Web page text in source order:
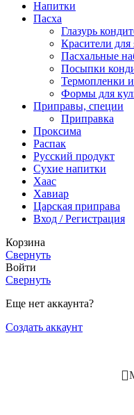
Напитки
Пасха
Глазурь
Красители
Пасхальные
Посыпки
Термопленки
Формы для
Приправы, специи
Приправка
Проксима
Распак
Русский продукт
Сухие напитки
Хаас
Хавиар
Царская приправа
Вход / Регистрация
Корзина
Свернуть
Войти
Свернуть
Еще нет аккаунта?
Создать аккаунт